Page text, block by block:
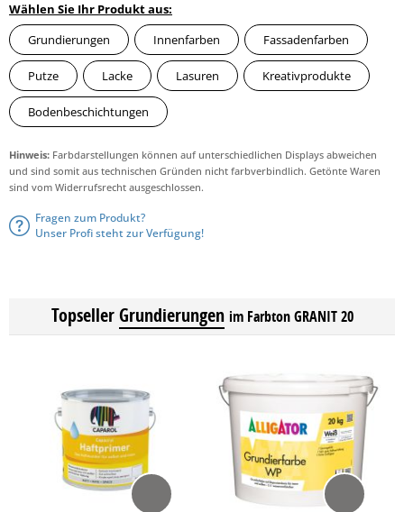
Wählen Sie Ihr Produkt aus:
Grundierungen
Innenfarben Fassadenfarben
Putze Lacke Lasuren Kreativprodukte
Bodenbeschichtungen
Hinweis: Farbdarstellungen können auf unterschiedlichen Displays abweichen
und sind somit aus technischen Gründen nicht farbverbindlich. Getönte Waren
sind vom Widerrufsrecht ausgeschlossen.
Fragen zum Produkt?
Unser Profi steht zur Verfügung!
Topseller Grundierungen im Farbton GRANIT 20